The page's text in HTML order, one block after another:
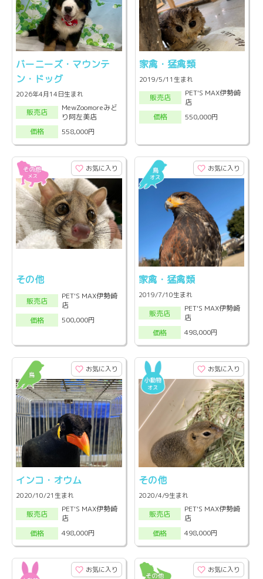
バーニーズ・マウンテ
ン・ドッグ
2026年4月14日生まれ
販売店
MewZoomoreみど
り阿左美店
価格
558,000円
家禽・猛禽類
2019/5/11生まれ
販売店
PET'S MAX伊勢崎
店
価格
550,000円
お気に入り
その他
販売店
PET'S MAX伊勢崎
店
価格
500,000円
お気に入り
家禽・猛禽類
2019/7/10生まれ
販売店
PET'S MAX伊勢崎
店
価格
498,000円
お気に入り
インコ・オウム
2020/10/21生まれ
販売店
PET'S MAX伊勢崎
店
価格
498,000円
お気に入り
その他
2020/4/9生まれ
販売店
PET'S MAX伊勢崎
店
価格
498,000円
お気に入り お気に入り